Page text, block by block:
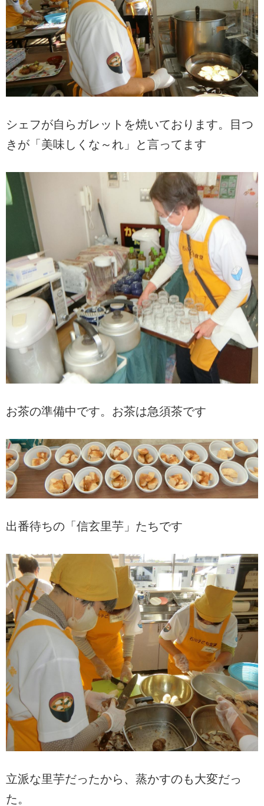
シェフが自らガレットを焼いております。目つ
きが「美味しくな～れ」と言ってます
お茶の準備中です。お茶は急須茶です
出番待ちの「信玄里芋」たちです
立派な里芋だったから、蒸かすのも大変だっ
た。